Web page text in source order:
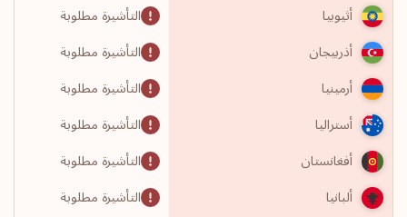
أثيوبيا
التأشيرة مطلوبة
أذربيجان
التأشيرة مطلوبة
أرمينيا
التأشيرة مطلوبة
أستراليا
التأشيرة مطلوبة
أفغانستان
التأشيرة مطلوبة
ألبانيا
التأشيرة مطلوبة